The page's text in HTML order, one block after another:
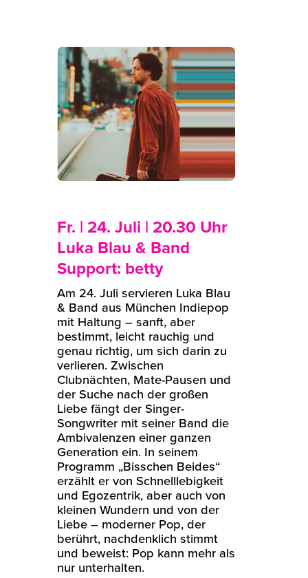
Fr. | 24. Juli | 20.30 Uhr
Luka Blau & Band
Support: betty
Am 24. Juli servieren Luka Blau
& Band aus München Indiepop
mit Haltung – sanft, aber
bestimmt, leicht rauchig und
genau richtig, um sich darin zu
verlieren. Zwischen
Clubnächten, Mate-Pausen und
der Suche nach der großen
Liebe fängt der Singer-
Songwriter mit seiner Band die
Ambivalenzen einer ganzen
Generation ein. In seinem
Programm „Bisschen Beides“
erzählt er von Schnelllebigkeit
und Egozentrik, aber auch von
kleinen Wundern und von der
Liebe – moderner Pop, der
berührt, nachdenklich stimmt
und beweist: Pop kann mehr als
nur unterhalten.